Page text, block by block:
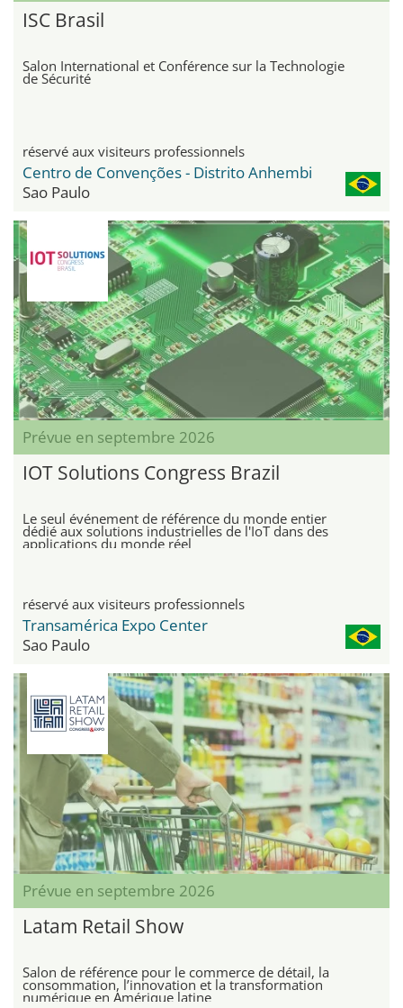
ISC Brasil
Salon International et Conférence sur la Technologie
de Sécurité
réservé aux visiteurs professionnels
Centro de Convenções - Distrito Anhembi
Sao Paulo
Prévue en septembre 2026
IOT Solutions Congress Brazil
Le seul événement de référence du monde entier
dédié aux solutions industrielles de l'IoT dans des
applications du monde réel
réservé aux visiteurs professionnels
Transamérica Expo Center
Sao Paulo
Prévue en septembre 2026
Latam Retail Show
Salon de référence pour le commerce de détail, la
consommation, l’innovation et la transformation
numérique en Amérique latine